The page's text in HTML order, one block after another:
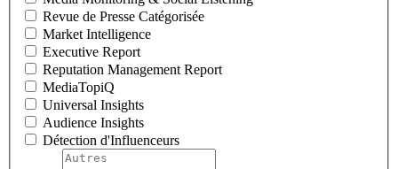
Revue de Presse Catégorisée
Market Intelligence
Executive Report
Reputation Management Report
MediaTopiQ
Universal Insights
Audience Insights
Détection d'Influenceurs